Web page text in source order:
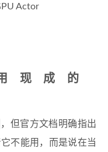
Actor
现成的
，但官方文档明确指出
不能用，而是说在当